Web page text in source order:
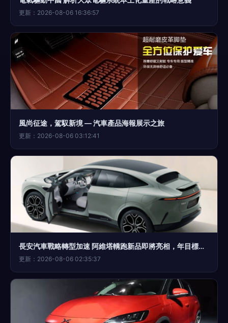
更新：2026-08-06 16:36:57
風尚征途，駕馭新境 — 汽車產品海報展示之旅
更新：2026-08-06 03:12:41
長安汽車戰略轉型加速 阿維塔轎跑新品即將亮相，年目標鎖定10萬輛
更新：2026-08-06 02:35:37